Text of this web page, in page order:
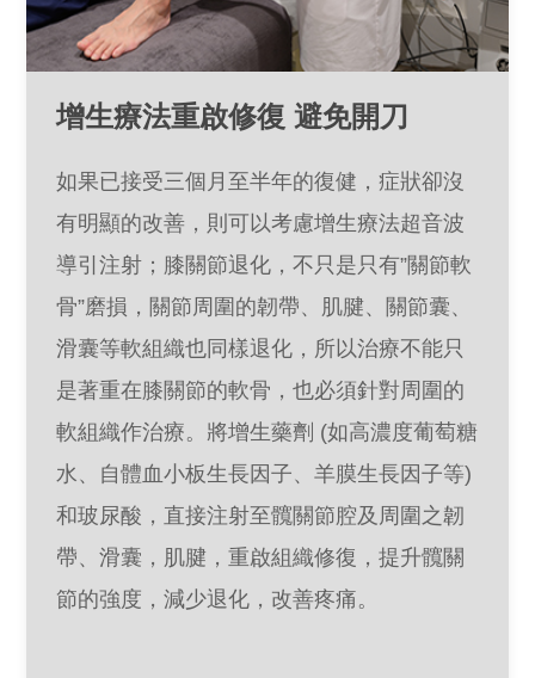
增生療法重啟修復 避免開刀
如果已接受三個月至半年的復健，症狀卻沒
有明顯的改善，則可以考慮增生療法超音波
導引注射；膝關節退化，不只是只有”關節軟
骨”磨損，關節周圍的韌帶、肌腱、關節囊、
滑囊等軟組織也同樣退化，所以治療不能只
是著重在膝關節的軟骨，也必須針對周圍的
軟組織作治療。將增生藥劑 (如高濃度葡萄糖
水、自體血小板生長因子、羊膜生長因子等)
和玻尿酸，直接注射至髖關節腔及周圍之韌
帶、滑囊，肌腱，重啟組織修復，提升髖關
節的強度，減少退化，改善疼痛。